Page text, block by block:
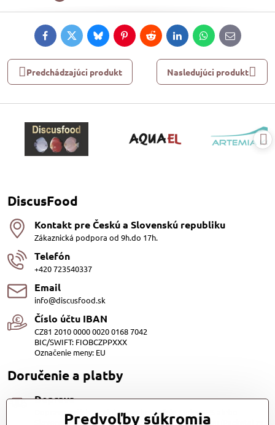
FacebookTwitterBlueskyPinterestRedditLinkedInWhatsApp
E-
mail
Predchádzajúci produkt Nasledujúci produkt
DiscusFood
Kontakt pre Českú a Slovenskú republiku
Zákaznická podpora od 9h.do 17h.
Telefón
+420 723540337
Email
info@discusfood.sk
Číslo účtu IBAN
CZ81 2010 0000 0020 0168 7042
BIC/SWIFT: FIOBCZPPXXX
Označenie meny: EU
Doručenie a platby
Doprava
Dopravu našich produktov zabezpečuje Kurier SPS alebo
Slovenská pošta, cena 3,98 EUR. Alebo Zasilkovňou (Packeta) za
Predvoľby súkromia